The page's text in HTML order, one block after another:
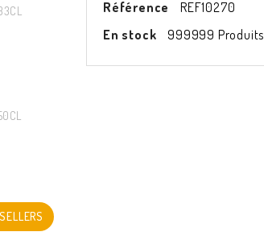
Référence
REF10270
En stock
999999 Produits